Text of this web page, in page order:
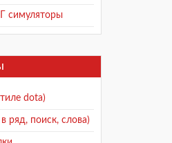
симуляторы
dota)
ряд, поиск, слова)